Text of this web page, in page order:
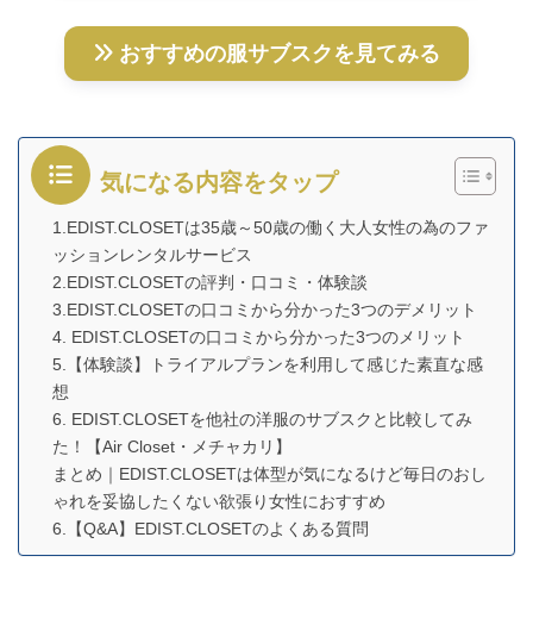
おすすめの服サブスクを見てみる
気になる内容をタップ
1.EDIST.CLOSETは35歳～50歳の働く大人女性の為のファ
ッションレンタルサービス
2.EDIST.CLOSETの評判・口コミ・体験談
3.EDIST.CLOSETの口コミから分かった3つのデメリット
4. EDIST.CLOSETの口コミから分かった3つのメリット
5.【体験談】トライアルプランを利用して感じた素直な感
想
6. EDIST.CLOSETを他社の洋服のサブスクと比較してみ
た！【Air Closet・メチャカリ】
まとめ｜EDIST.CLOSETは体型が気になるけど毎日のおし
ゃれを妥協したくない欲張り女性におすすめ
6.【Q&A】EDIST.CLOSETのよくある質問